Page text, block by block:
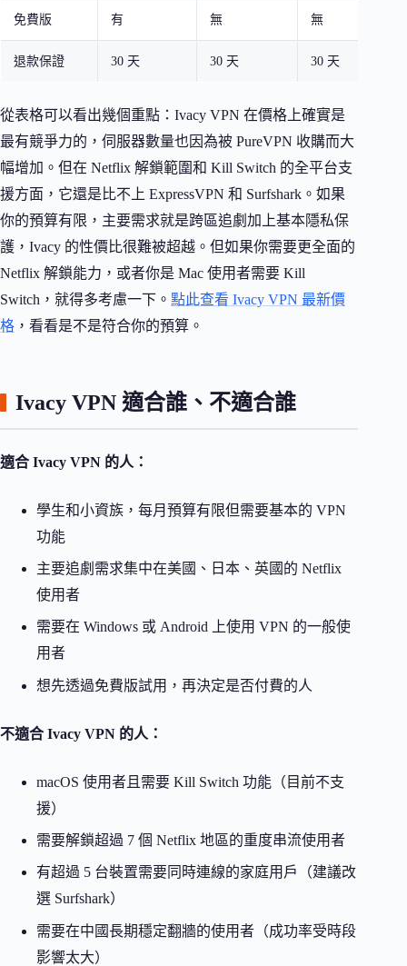
免費版 有 無 無
退款保證 30 天 30 天 30 天
從表格可以看出幾個重點：Ivacy VPN 在價格上確實是
最有競爭力的，伺服器數量也因為被 PureVPN 收購而大
幅增加。但在 Netflix 解鎖範圍和 Kill Switch 的全平台支
援方面，它還是比不上 ExpressVPN 和 Surfshark。如果
你的預算有限，主要需求就是跨區追劇加上基本隱私保
護，Ivacy 的性價比很難被超越。但如果你需要更全面的
Netflix 解鎖能力，或者你是 Mac 使用者需要 Kill
Switch，就得多考慮一下。 點此查看 Ivacy VPN 最新價
格 ，看看是不是符合你的預算。
Ivacy VPN 適合誰、不適合誰
適合 Ivacy VPN 的人：
學生和小資族，每月預算有限但需要基本的 VPN
功能
主要追劇需求集中在美國、日本、英國的 Netflix
使用者
需要在 Windows 或 Android 上使用 VPN 的一般使
用者
想先透過免費版試用，再決定是否付費的人
不適合 Ivacy VPN 的人：
macOS 使用者且需要 Kill Switch 功能（目前不支
援）
需要解鎖超過 7 個 Netflix 地區的重度串流使用者
有超過 5 台裝置需要同時連線的家庭用戶（建議改
選 Surfshark）
需要在中國長期穩定翻牆的使用者（成功率受時段
影響太大）